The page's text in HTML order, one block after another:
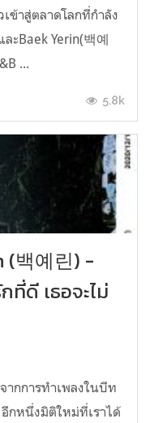
ข้าสู่ตลาดโลกที่กำลัง
ะBaek Yerin(백예
...
5.8k
(백예린) -
ที่ดี เธอจะไม่
ากการทำเพลงในบีท
กหนึ่งมิติใหม่ที่เราได้